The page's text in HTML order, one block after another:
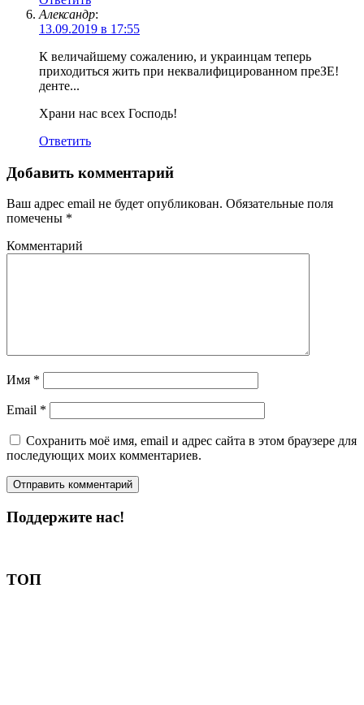
Александр:
13.09.2019 в 17:55
К величайшему сожалению, и украинцам теперь
приходиться жить при неквалифицированном преЗЕ!
денте...
Храни нас всех Господь!
Ответить
Добавить комментарий
Ваш адрес email не будет опубликован. Обязательные поля
помечены *
Комментарий
Имя *
Email *
Сохранить моё имя, email и адрес сайта в этом браузере для
последующих моих комментариев.
Поддержите нас!
ТОП